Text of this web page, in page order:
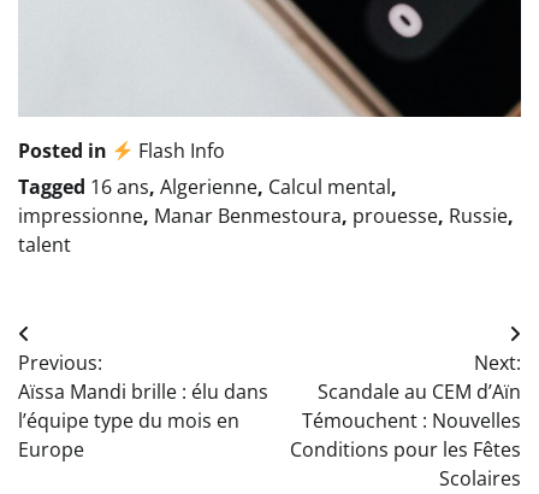
Posted in
Flash Info
Tagged 16 ans, Algerienne, Calcul mental,
impressionne, Manar Benmestoura, prouesse, Russie,
talent
Navigation
de
l’article
Previous:
Aïssa Mandi brille : élu dans
l’équipe type du mois en
Europe
Next:
Scandale au CEM d’Aïn
Témouchent : Nouvelles
Conditions pour les Fêtes
Scolaires